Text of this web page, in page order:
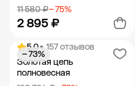
11 580 ₽− 75%
2 895 ₽
Добавить в корзину
5.0• 157 отзывов
Золотая цепь
полновесная
− 73%